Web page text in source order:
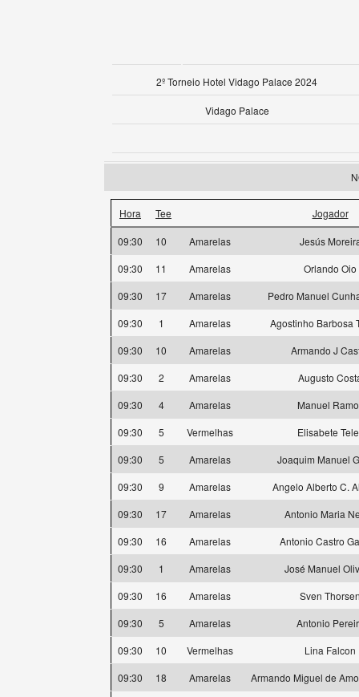
2º Torneio Hotel Vidago Palace 2024
Vidago Palace
Hora Tee Jogador
09:30 10 Amarelas
Jesús
09:30
11 Amarelas
Orlando Oio
09:30
17 Amarelas
Pedro Manuel
09:30
1 Amarelas
Agostinho Barbosa
09:30
10 Amarelas
Armando J
09:30
2 Amarelas
Augusto
09:30
4 Amarelas
Manuel
09:30
5 Vermelhas
Elisabete
09:30
5 Amarelas
Joaquim Manuel
09:30
9 Amarelas
Angelo Alberto C.
09:30
17 Amarelas
Antonio Maria
09:30
16 Amarelas
Antonio Castro
09:30
1 Amarelas
José Manuel
09:30
16 Amarelas
Sven
09:30
5 Amarelas
Antonio
09:30
10 Vermelhas
Lina Falcon
09:30
18 Amarelas
Armando Miguel de